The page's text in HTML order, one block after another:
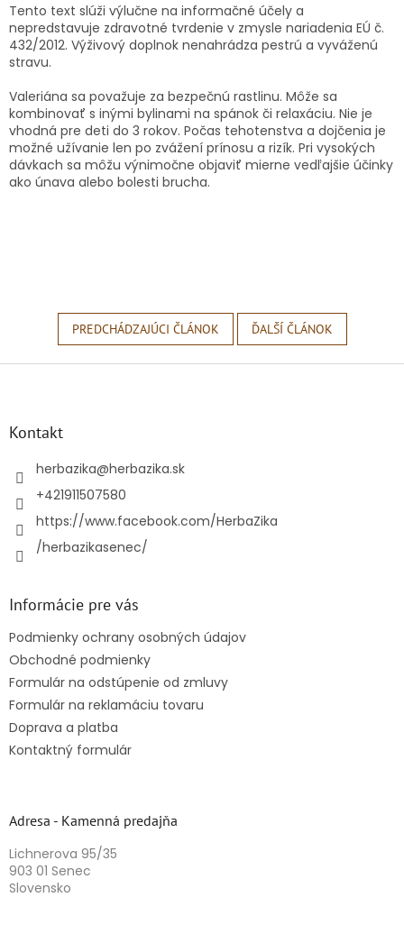
Tento text slúži výlučne na informačné účely a
nepredstavuje zdravotné tvrdenie v zmysle nariadenia EÚ č.
432/2012. Výživový doplnok nenahrádza pestrú a vyváženú
stravu.
Valeriána sa považuje za bezpečnú rastlinu. Môže sa
kombinovať s inými bylinami na spánok či relaxáciu. Nie je
vhodná pre deti do 3 rokov. Počas tehotenstva a dojčenia je
možné užívanie len po zvážení prínosu a rizík. Pri vysokých
dávkach sa môžu výnimočne objaviť mierne vedľajšie účinky
ako únava alebo bolesti brucha.
PREDCHÁDZAJÚCI ČLÁNOK ĎALŠÍ ČLÁNOK
Z
Kontakt
herbazika@herbazika.sk
+421911507580
https://www.facebook.com/HerbaZika
/herbazikasenec/
Informácie pre vás
Podmienky ochrany osobných údajov
Obchodné podmienky
Formulár na odstúpenie od zmluvy
Formulár na reklamáciu tovaru
Doprava a platba
Kontaktný formulár
Adresa - Kamenná predajňa
Lichnerova 95/35
903 01 Senec
Slovensko